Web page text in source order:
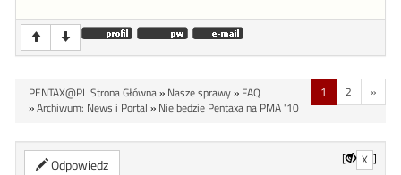
1 2 »
PENTAX@PL Strona Główna» Nasze sprawy» FAQ
»Archiwum: News i Portal » Nie bedzie Pentaxa na PMA '10
Odpowiedz [ X ]